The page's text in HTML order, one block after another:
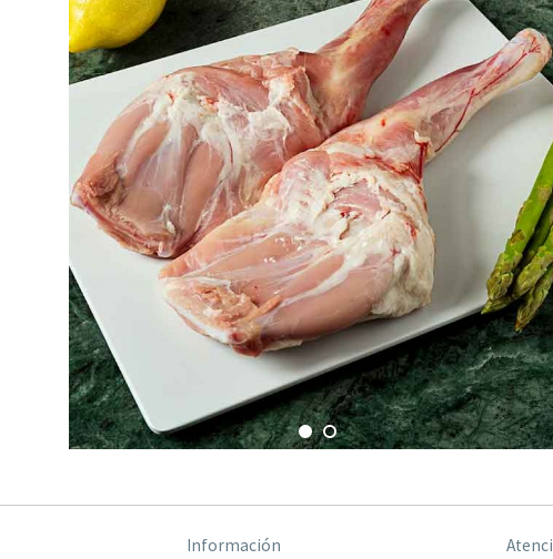
Información